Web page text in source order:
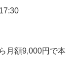
月額9,000円で本